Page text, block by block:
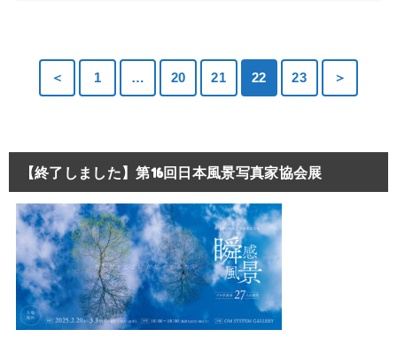
＜ 1 … 20 21 22 23 ＞
【終了しました】第16回日本風景写真家協会展